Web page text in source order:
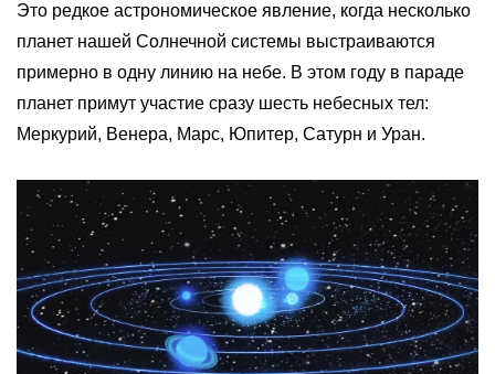
Это редкое астрономическое явление, когда несколько
планет нашей Солнечной системы выстраиваются
примерно в одну линию на небе. В этом году в параде
планет примут участие сразу шесть небесных тел:
Меркурий, Венера, Марс, Юпитер, Сатурн и Уран.